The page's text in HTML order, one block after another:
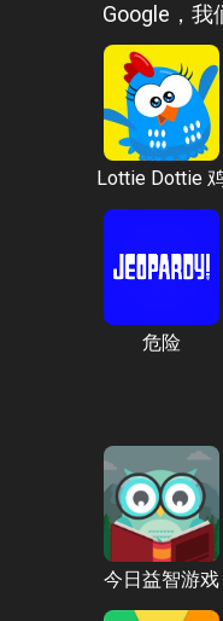
Google，我
Lottie Dottie
危险
今日益智游戏